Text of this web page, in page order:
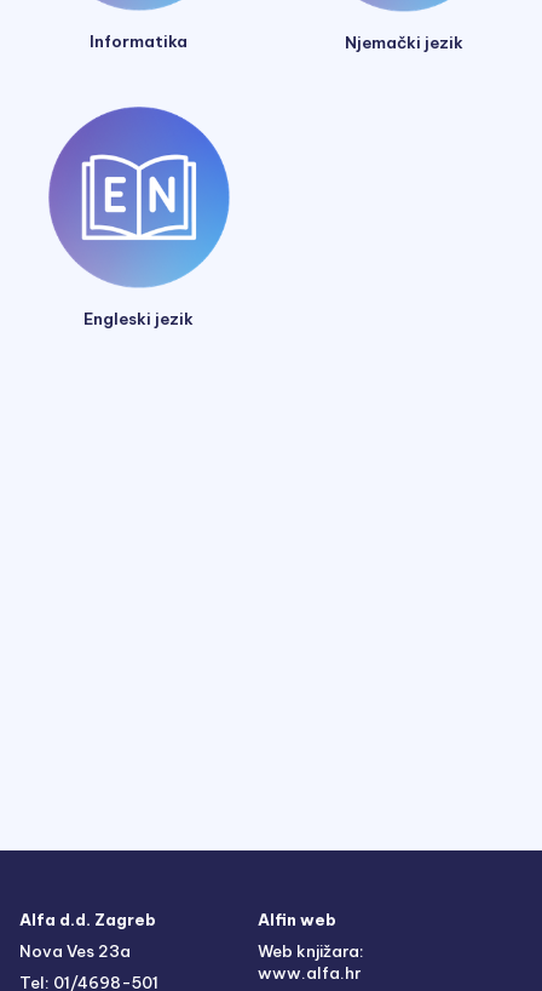
Informatika Njemački jezik
Engleski jezik
Alfa d.d. Zagreb
Nova Ves 23a
Tel: 01/4698-501
Alfin web
Web knjižara:
www.alfa.hr